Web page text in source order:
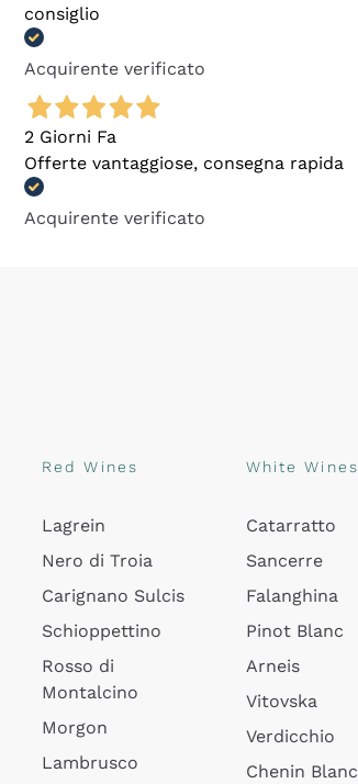
consiglio
Acquirente verificato
2 Giorni Fa
Offerte vantaggiose, consegna rapida
Acquirente verificato
Red Wines
Lagrein
Nero di Troia
Carignano Sulcis
Schioppettino
Rosso di
Montalcino
Morgon
Lambrusco
White Wines
Catarratto
Sancerre
Falanghina
Pinot Blanc
Arneis
Vitovska
Verdicchio
Chenin Blanc